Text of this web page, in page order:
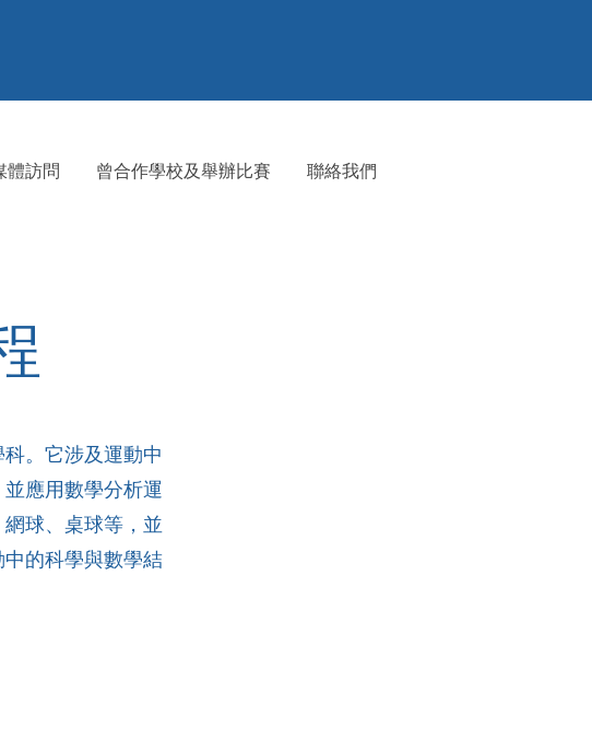
體訪問 ⁠曾合作學校及舉辦比賽 聯絡我們
。它涉及運動中
應用數學分析運
球、桌球等，並
的科學與數學結